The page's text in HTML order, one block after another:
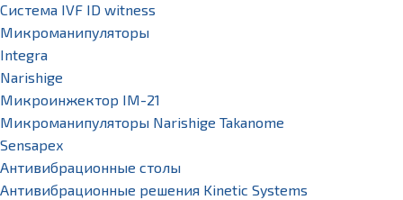
Система IVF ID witness
Микроманипуляторы
Integra
Narishige
Микроинжектор IM-21
Микроманипуляторы Narishige Takanome
Sensapex
Антивибрационные столы
Антивибрационные решения Kinetic Systems